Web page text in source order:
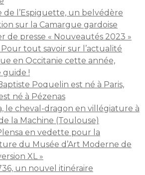
de l’Espiguette, un belvédère
sur la Camargue gardoise
de presse « Nouveautés 2023 »
Pour tout savoir sur l’actualité
en Occitanie cette année,
guide !
Poquelin est né à Paris,
né à Pézenas
le cheval-dragon en villégiature à
la Machine (Toulouse)
en vedette pour la
du Musée d’Art Moderne de
XL »
un nouvel itinéraire